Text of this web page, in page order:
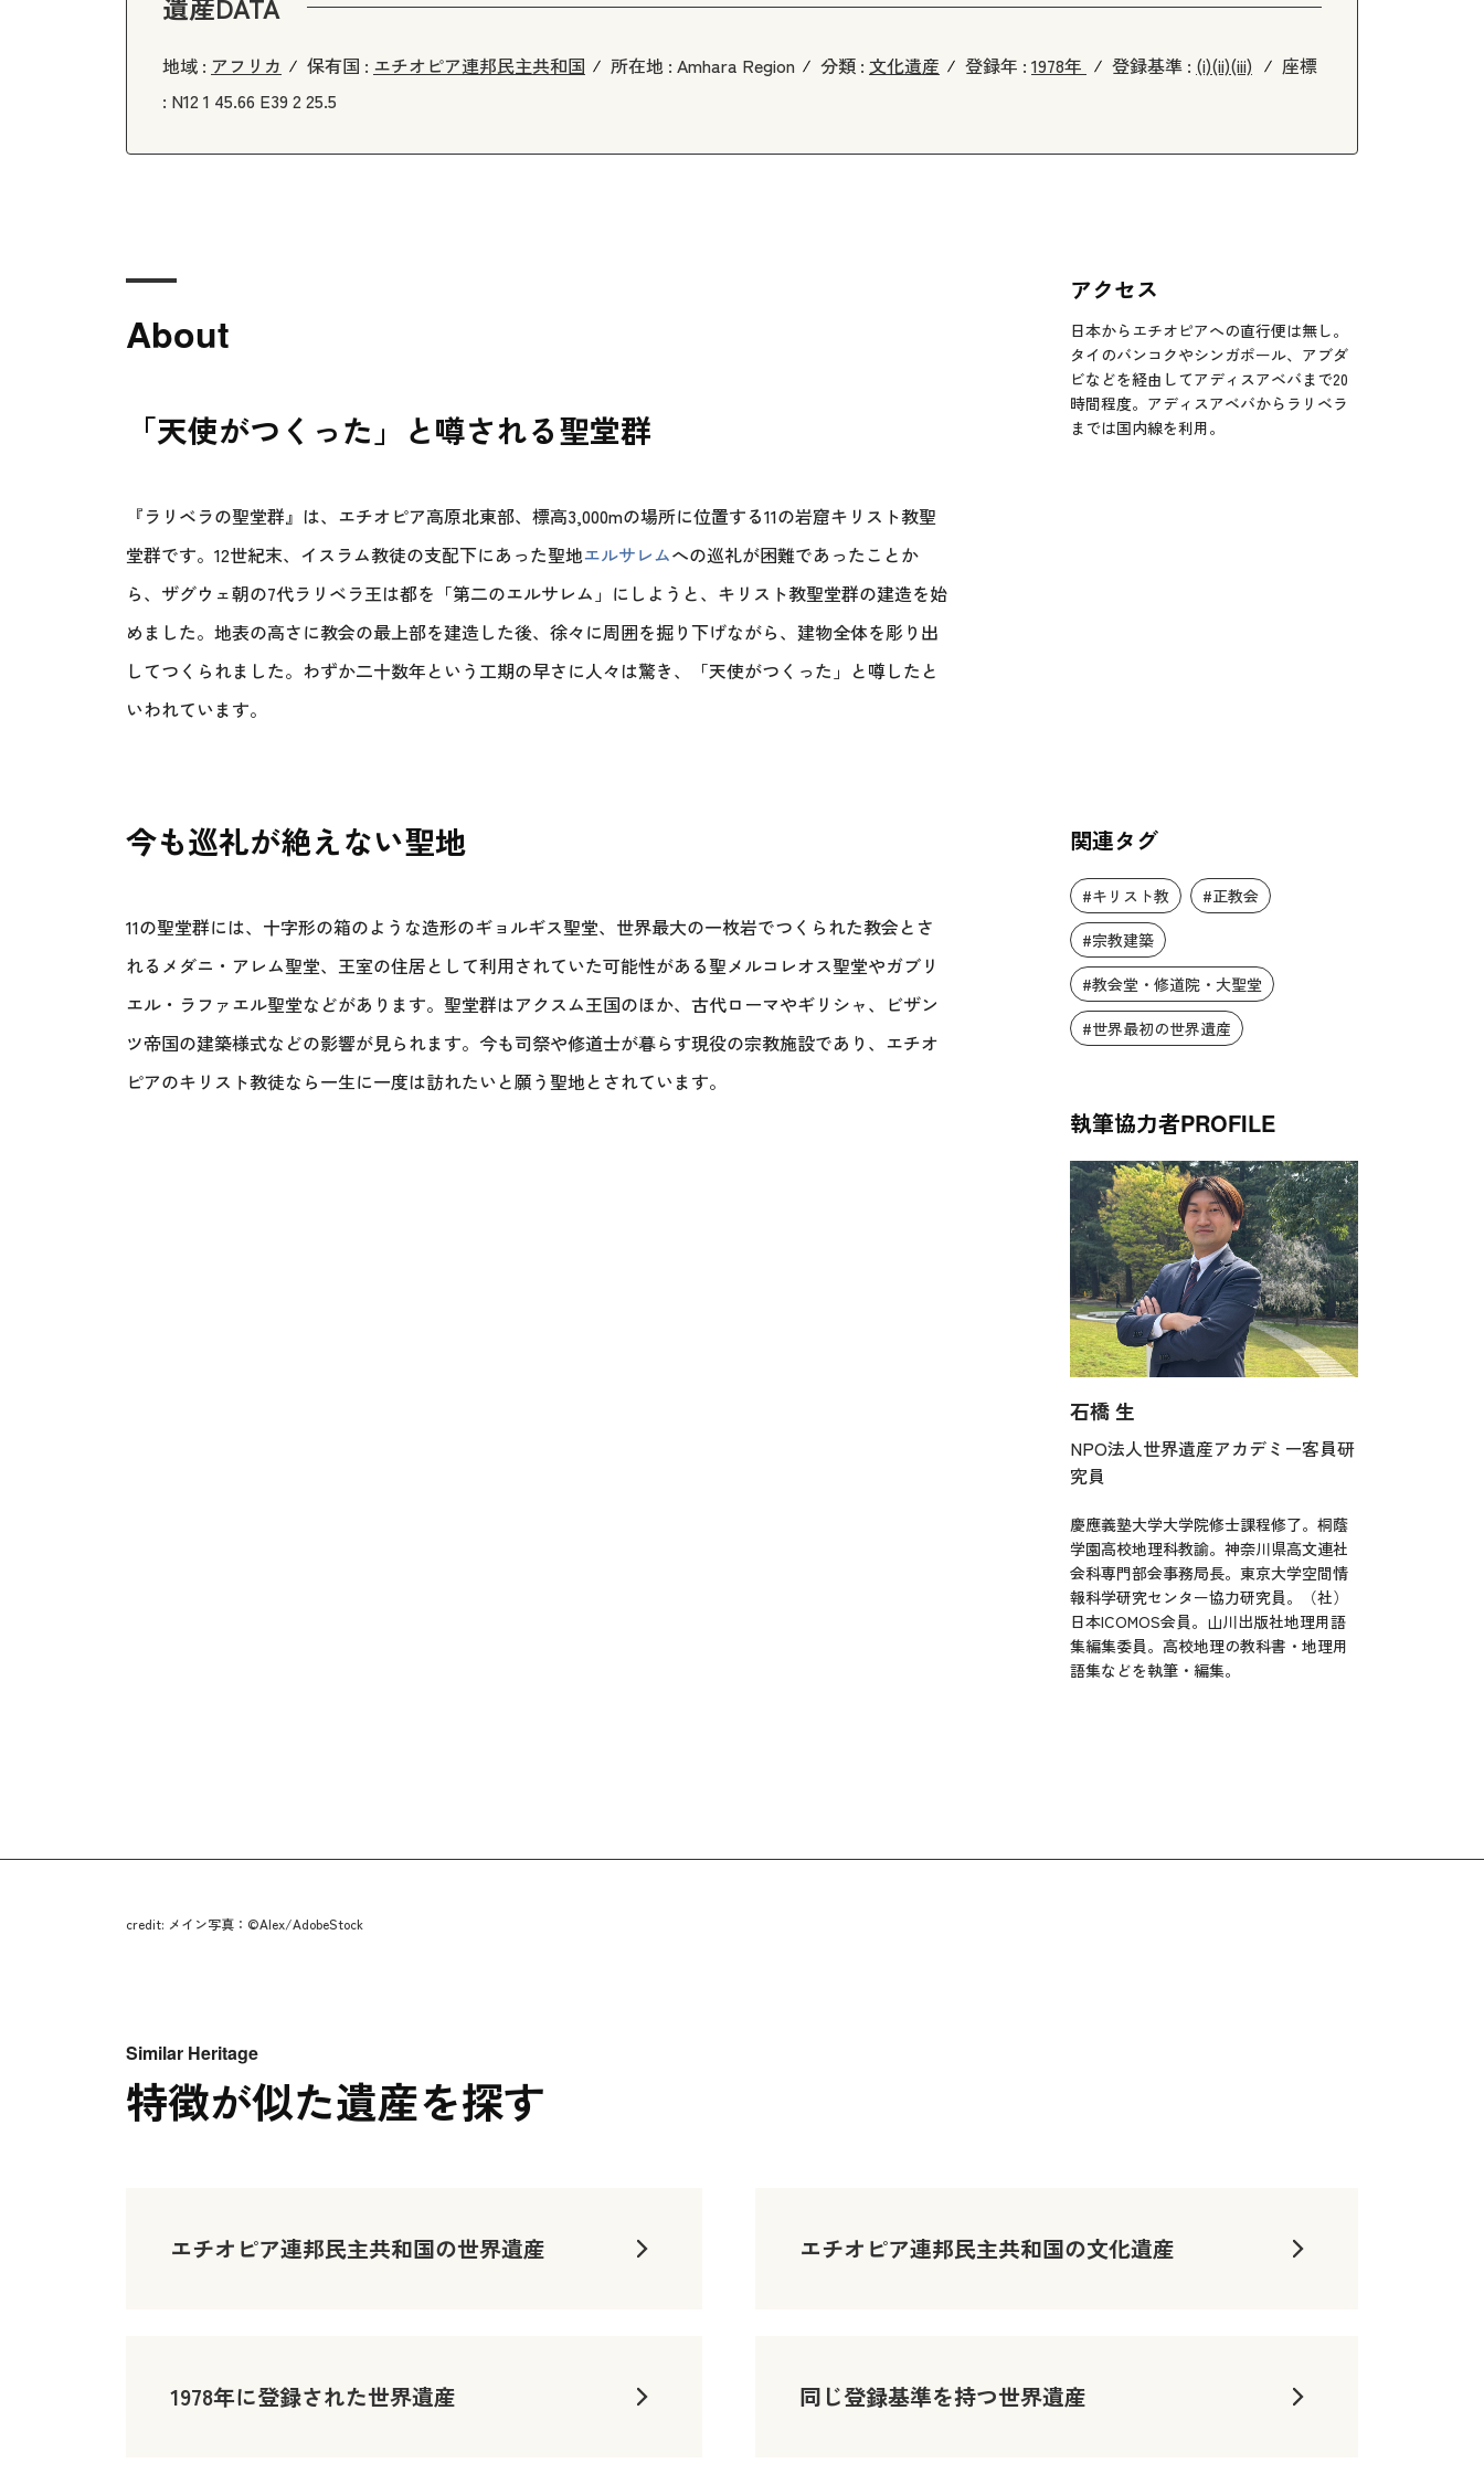
地域 : アフリカ 保有国 : エチオピア連邦民主共和国 所在地 : Amhara Region 分類 : 文化遺産 登録年 : 1978年 登録基準 : (i)(ii)(iii)
座標
: N12 1 45.66 E39 2 25.5
About
「天使がつくった」と噂される聖堂群
『ラリベラの聖堂群』は、エチオピア高原北東部、標高3,000mの場所に位置する11の岩窟キリスト教聖
堂群です。12世紀末、イスラム教徒の支配下にあった聖地エルサレムへの巡礼が困難であったことか
ら、ザグウェ朝の7代ラリベラ王は都を「第二のエルサレム」にしようと、キリスト教聖堂群の建造を始
めました。地表の高さに教会の最上部を建造した後、徐々に周囲を掘り下げながら、建物全体を彫り出
してつくられました。わずか二十数年という工期の早さに人々は驚き、「天使がつくった」と噂したと
いわれています。
今も巡礼が絶えない聖地
11の聖堂群には、十字形の箱のような造形のギョルギス聖堂、世界最大の一枚岩でつくられた教会とさ
れるメダニ・アレム聖堂、王室の住居として利用されていた可能性がある聖メルコレオス聖堂やガブリ
エル・ラファエル聖堂などがあります。聖堂群はアクスム王国のほか、古代ローマやギリシャ、ビザン
ツ帝国の建築様式などの影響が見られます。今も司祭や修道士が暮らす現役の宗教施設であり、エチオ
ピアのキリスト教徒なら一生に一度は訪れたいと願う聖地とされています。
アクセス
日本からエチオピアへの直行便は無し。
タイのバンコクやシンガポール、アブダ
ビなどを経由してアディスアベバまで20
時間程度。アディスアベバからラリベラ
までは国内線を利用。
関連タグ
#キリスト教
#正教会
#宗教建築
#教会堂・修道院・大聖堂
#世界最初の世界遺産
執筆協力者PROFILE
石橋 生
NPO法人世界遺産アカデミー客員研
究員
慶應義塾大学大学院修士課程修了。桐蔭
学園高校地理科教諭。神奈川県高文連社
会科専門部会事務局長。東京大学空間情
報科学研究センター協力研究員。（社）
日本ICOMOS会員。山川出版社地理用語
集編集委員。高校地理の教科書・地理用
語集などを執筆・編集。
credit: メイン写真：©Alex/AdobeStock
Similar Heritage
特徴が似た遺産を探す
エチオピア連邦民主共和国の世界遺産 エチオピア連邦民主共和国の文化遺産
1978年に登録された世界遺産 同じ登録基準を持つ世界遺産